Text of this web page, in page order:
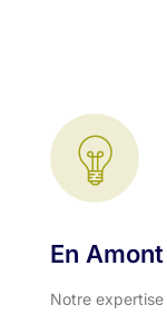
En
Notre